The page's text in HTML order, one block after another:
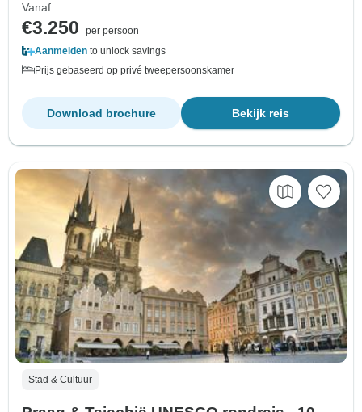
Vanaf
€3.250
per persoon
Aanmelden to unlock savings
Prijs gebaseerd op privé tweepersoonskamer
Bekijk reis
Download brochure
Stad & Cultuur